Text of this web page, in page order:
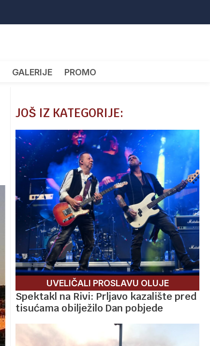
GALERIJE PROMO
JOŠ IZ KATEGORIJE:
UVELIČALI PROSLAVU OLUJE
Spektakl na Rivi: Prljavo kazalište pred
tisućama obilježilo Dan pobjede